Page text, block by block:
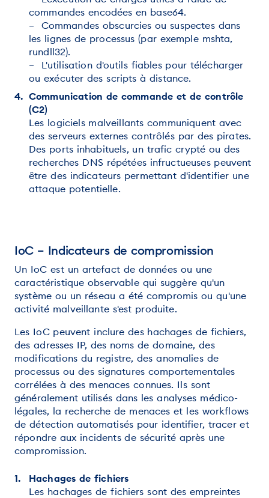
commandes encodées en base64.
– Commandes obscurcies ou suspectes dans
les lignes de processus (par exemple mshta,
rundll32).
– L'utilisation d'outils fiables pour télécharger
ou exécuter des scripts à distance.
Communication de commande et de contrôle
(C2)
Les logiciels malveillants communiquent avec
des serveurs externes contrôlés par des pirates.
Des ports inhabituels, un trafic crypté ou des
recherches DNS répétées infructueuses peuvent
être des indicateurs permettant d'identifier une
attaque potentielle.
IoC – Indicateurs de compromission
Un IoC est un artefact de données ou une
caractéristique observable qui suggère qu'un
système ou un réseau a été compromis ou qu'une
activité malveillante s'est produite.
Les IoC peuvent inclure des hachages de fichiers,
des adresses IP, des noms de domaine, des
modifications du registre, des anomalies de
processus ou des signatures comportementales
corrélées à des menaces connues. Ils sont
généralement utilisés dans les analyses médico-
légales, la recherche de menaces et les workflows
de détection automatisés pour identifier, tracer et
répondre aux incidents de sécurité après une
compromission.
Hachages de fichiers
Les hachages de fichiers sont des empreintes